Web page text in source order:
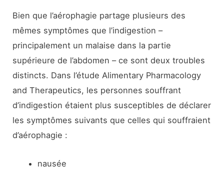
Bien que l’aérophagie partage plusieurs des
mêmes symptômes que l’indigestion –
principalement un malaise dans la partie
supérieure de l’abdomen – ce sont deux troubles
distincts. Dans l’étude Alimentary Pharmacology
and Therapeutics, les personnes souffrant
d’indigestion étaient plus susceptibles de déclarer
les symptômes suivants que celles qui souffraient
d’aérophagie :
nausée